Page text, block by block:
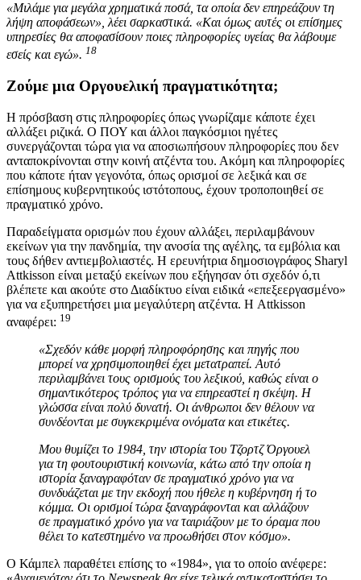
«Μιλάμε για μεγάλα χρηματικά ποσά, τα οποία δεν επηρεάζουν τη
λήψη αποφάσεων», λέει σαρκαστικά. «Και όμως αυτές οι επίσημες
υπηρεσίες θα αποφασίσουν ποιες πληροφορίες υγείας θα λάβουμε
εσείς και εγώ». 18
Ζούμε μια Οργουελική πραγματικότητα;
Η πρόσβαση στις πληροφορίες όπως γνωρίζαμε κάποτε έχει
αλλάξει ριζικά. Ο ΠΟΥ και άλλοι παγκόσμιοι ηγέτες
συνεργάζονται τώρα για να αποσιωπήσουν πληροφορίες που δεν
ανταποκρίνονται στην κοινή ατζέντα του. Ακόμη και πληροφορίες
που κάποτε ήταν γεγονότα, όπως ορισμοί σε λεξικά και σε
επίσημους κυβερνητικούς ιστότοπους, έχουν τροποποιηθεί σε
πραγματικό χρόνο.
Παραδείγματα ορισμών που έχουν αλλάξει, περιλαμβάνουν
εκείνων για την πανδημία, την ανοσία της αγέλης, τα εμβόλια και
τους δήθεν αντιεμβολιαστές. Η ερευνήτρια δημοσιογράφος Sharyl
Attkisson είναι μεταξύ εκείνων που εξήγησαν ότι σχεδόν ό,τι
βλέπετε και ακούτε στο Διαδίκτυο είναι ειδικά «επεξεεργασμένο»
για να εξυπηρετήσει μια μεγαλύτερη ατζέντα. Η Attkisson
αναφέρει: 19
«Σχεδόν κάθε μορφή πληροφόρησης και πηγής που
μπορεί να χρησιμοποιηθεί έχει μετατραπεί. Αυτό
περιλαμβάνει τους ορισμούς του λεξικού, καθώς είναι ο
σημαντικότερος τρόπος για να επηρεαστεί η σκέψη. Η
γλώσσα είναι πολύ δυνατή. Οι άνθρωποι δεν θέλουν να
συνδέονται με συγκεκριμένα ονόματα και ετικέτες.
Μου θυμίζει το 1984, την ιστορία του Τζορτζ Όργουελ
για τη φουτουριστική κοινωνία, κάτω από την οποία η
ιστορία ξαναγραφόταν σε πραγματικό χρόνο για να
συνδυάζεται με την εκδοχή που ήθελε η κυβέρνηση ή το
κόμμα. Οι ορισμοί τώρα ξαναγράφονται και αλλάζουν
σε πραγματικό χρόνο για να ταιριάζουν με το όραμα που
θέλει το κατεστημένο να προωθήσει στον κόσμο».
O Κάμπελ παραθέτει επίσης το «1984», για το οποίο ανέφερε: